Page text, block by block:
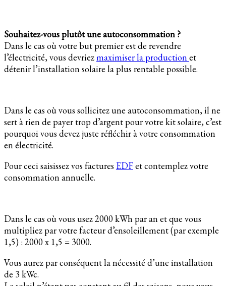
Souhaitez-vous plutôt une autoconsommation ?
Dans le cas où votre but premier est de revendre
l’électricité, vous devriezmaximiser la productionet
détenir l’installation solaire la plus rentable possible.
Dans le cas où vous sollicitez une autoconsommation, il ne
sert à rien de payer trop d’argent pour votre kit solaire, c’est
pourquoi vous devez juste réfléchir à votre consommation
en électricité.
Pour ceci saisissez vos factures EDFet contemplez votre
consommation annuelle.
Dans le cas où vous usez 2000 kWh par an et que vous
multipliez par votre facteur d’ensoleillement (par exemple
1,5) : 2000 x 1,5 = 3000.
Vous aurez par conséquent la nécessité d’une installation
de 3 kWc.